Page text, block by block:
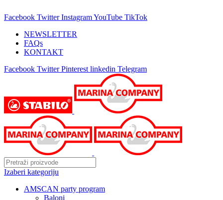
Facebook Twitter InstagramYouTube TikTok
NEWSLETTER
FAQs
KONTAKT
Facebook Twitter Pinterest linkedin Telegram
Izaberi kategoriju
AMSCAN party program
Baloni